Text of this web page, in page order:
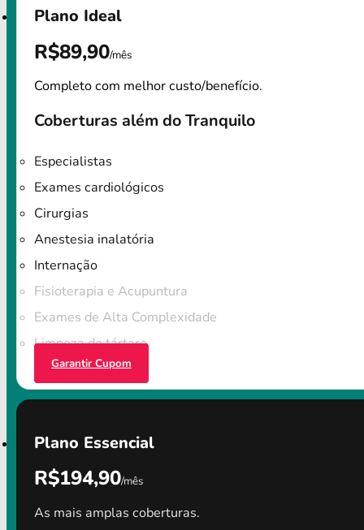
Plano Ideal
R$89,90/mês
Completo com melhor custo/benefício.
Coberturas além do Tranquilo
Especialistas
Exames cardiológicos
Cirurgias
Anestesia inalatória
Internação
Fisioterapia e Acupuntura
Exames de Alta Complexidade
Limpeza do tártaro
Garantir Cupom
Plano Essencial
R$194,90/mês
As mais amplas coberturas.